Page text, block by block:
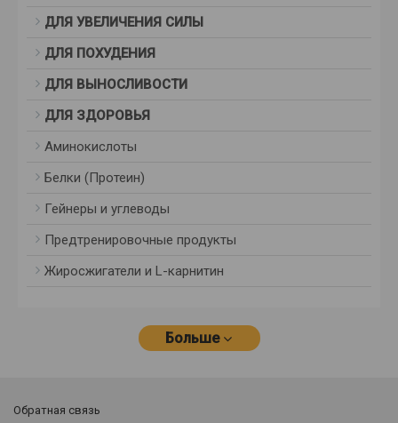
ДЛЯ УВЕЛИЧЕНИЯ СИЛЫ
ДЛЯ ПОХУДЕНИЯ
ДЛЯ ВЫНОСЛИВОСТИ
ДЛЯ ЗДОРОВЬЯ
Аминокислоты
Белки (Протеин)
Гейнеры и углеводы
Предтренировочные продукты
Жиросжигатели и L-карнитин
Больше
Обратная связь